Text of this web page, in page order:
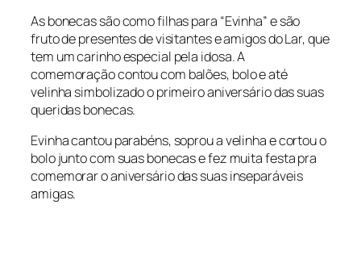
As bonecas são como filhas para “Evinha” e são
fruto de presentes de visitantes e amigos do Lar, que
tem um carinho especial pela idosa. A
comemoração contou com balões, bolo e até
velinha simbolizado o primeiro aniversário das suas
queridas bonecas.
Evinha cantou parabéns, soprou a velinha e cortou o
bolo junto com suas bonecas e fez muita festa pra
comemorar o aniversário das suas inseparáveis
amigas.